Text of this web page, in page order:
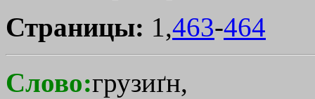
Страницы: 1,463-464
Слово:грузиґн,